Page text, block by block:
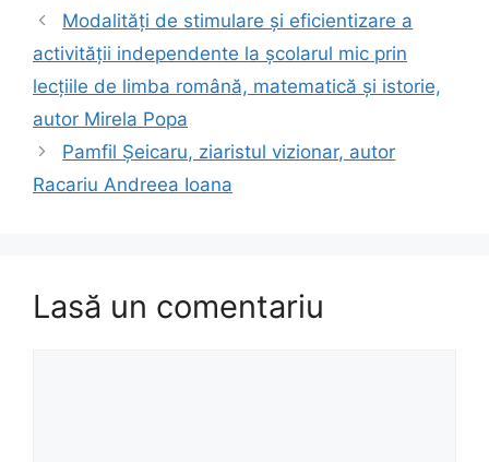
Modalităţi de stimulare şi eficientizare a
activităţii independente la şcolarul mic prin
lecţiile de limba română, matematică şi istorie,
autor Mirela Popa
Pamfil Şeicaru, ziaristul vizionar, autor
Racariu Andreea Ioana
Lasă un comentariu